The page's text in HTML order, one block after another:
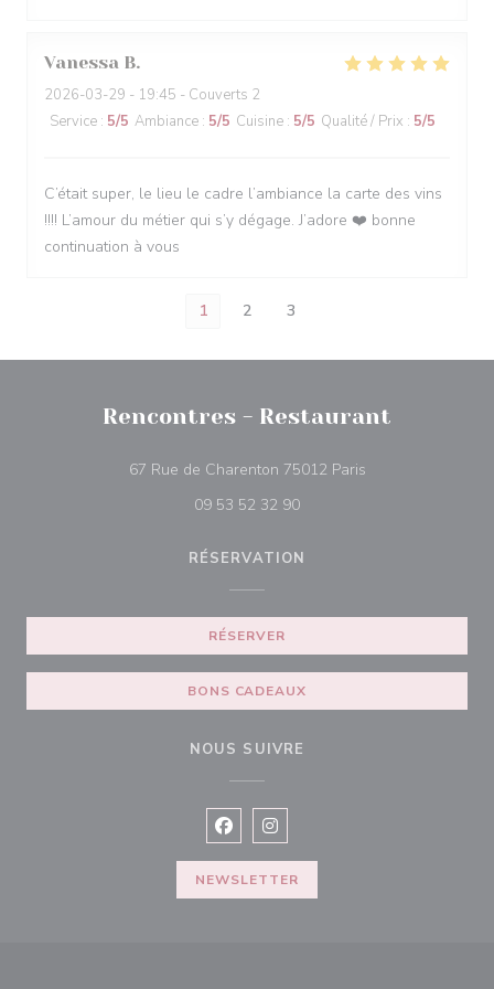
Vanessa B
2026-03-29 - 19:45 - Couverts 2
Service : 5/5 Ambiance : 5/5 Cuisine : 5/5 Qualité / Prix : 5/5
C’était super, le lieu le cadre l’ambiance la carte des vins
!!!! L’amour du métier qui s’y dégage. J’adore ❤️ bonne
continuation à vous
1 2 3
Rencontres - Restaurant
67 Rue de Charenton 75012 Paris((ouvre une
09 53 52 32 90
RÉSERVATION
RÉSERVER
BONS CADEAUX
NOUS SUIVRE
Facebook ((ouvre une nouvelle
Instagram ((ouvre une
NEWSLETTER